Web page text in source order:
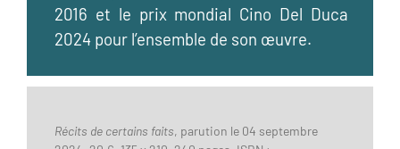
2016 et le prix mondial Cino Del Duca
2024 pour l’ensemble de son œuvre.
Récits de certains faits, parution le 04 septembre